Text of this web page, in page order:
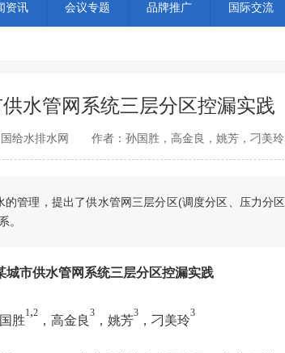
资讯 会议专题 品牌推广 国际交流
水管网系统三层分区控漏实践
给水排水网 作者：孙国胜，高金良，姚芳，刁美
的管理，提出了供水管网三层分区(调度分区、压力分
。
城市供水管网系统三层分区控漏实践
胜
1,2
，高金良
3
，姚芳
3
，刁美玲
3